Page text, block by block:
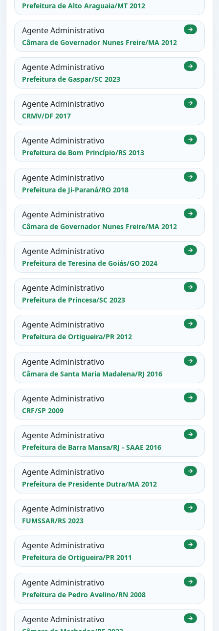
Prefeitura de Alto Araguaia/MT 2012
Agente Administrativo
Câmara de Governador Nunes Freire/MA 2012
→
Agente Administrativo
Prefeitura de Gaspar/SC 2023
→
Agente Administrativo
CRMV/DF 2017
→
Agente Administrativo
Prefeitura de Bom Princípio/RS 2013
→
Agente Administrativo
Prefeitura de Ji-Paraná/RO 2018
→
Agente Administrativo
Câmara de Governador Nunes Freire/MA 2012
→
Agente Administrativo
Prefeitura de Teresina de Goiás/GO 2024
→
Agente Administrativo
Prefeitura de Princesa/SC 2023
→
Agente Administrativo
Prefeitura de Ortigueira/PR 2012
→
Agente Administrativo
Câmara de Santa Maria Madalena/RJ 2016
→
Agente Administrativo
CRF/SP 2009
→
Agente Administrativo
Prefeitura de Barra Mansa/RJ - SAAE 2016
→
Agente Administrativo
Prefeitura de Presidente Dutra/MA 2012
→
Agente Administrativo
FUMSSAR/RS 2023
→
Agente Administrativo
Prefeitura de Ortigueira/PR 2011
→
Agente Administrativo
Prefeitura de Pedro Avelino/RN 2008
→
Agente Administrativo →